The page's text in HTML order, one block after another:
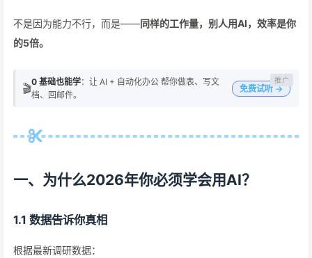
不是因为能力不行，而是——同样的工作量，别人用AI，效率是你
的5倍。
🎬0 基础也能学：让 AI + 自动化办公 帮你做表、写文
档、回邮件。
免费试听 →
一、为什么2026年你必须学会用AI？
1.1 数据告诉你真相
根据最新调研数据：